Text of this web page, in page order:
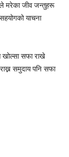
मरेका जीव जन्तुहरू
याचना
खोल्सा सफा राखे
समुदाय पनि सफा